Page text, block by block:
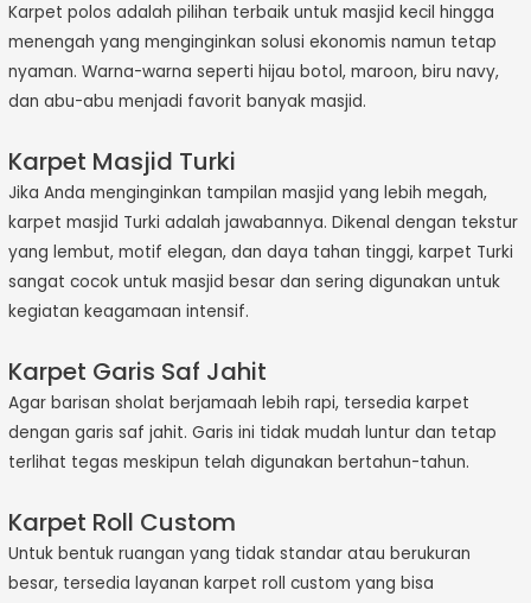
Karpet polos adalah pilihan terbaik untuk masjid kecil hingga
menengah yang menginginkan solusi ekonomis namun tetap
nyaman. Warna-warna seperti hijau botol, maroon, biru navy,
dan abu-abu menjadi favorit banyak masjid.
Karpet Masjid Turki
Jika Anda menginginkan tampilan masjid yang lebih megah,
karpet masjid Turki adalah jawabannya. Dikenal dengan tekstur
yang lembut, motif elegan, dan daya tahan tinggi, karpet Turki
sangat cocok untuk masjid besar dan sering digunakan untuk
kegiatan keagamaan intensif.
Karpet Garis Saf Jahit
Agar barisan sholat berjamaah lebih rapi, tersedia karpet
dengan garis saf jahit. Garis ini tidak mudah luntur dan tetap
terlihat tegas meskipun telah digunakan bertahun-tahun.
Karpet Roll Custom
Untuk bentuk ruangan yang tidak standar atau berukuran
besar, tersedia layanan karpet roll custom yang bisa